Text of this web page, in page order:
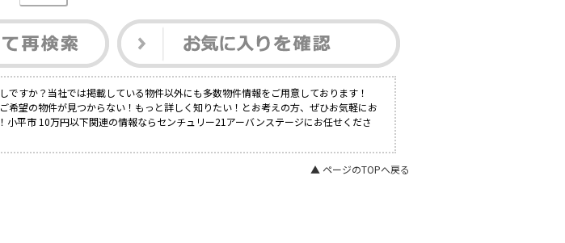
ですか？当社では掲載している物件以外にも多数物件情報をご用意しております！
希望の物件が見つからない！もっと詳しく知りたい！とお考えの方、ぜひお気軽にお
小平市 10万円以下関連の情報ならセンチュリー21アーバンステージにお任せくださ
▲ ページのTOPへ戻る